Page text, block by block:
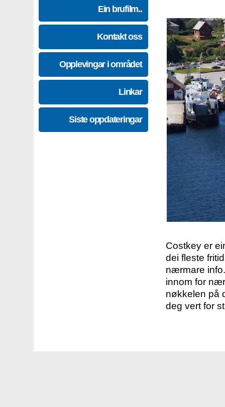
Ein brufilm..
Kontakt oss
Opplevingar i området
Linkar
Siste oppdateringar
Costkey er
dei fleste
nærmare
innom for
nøkkelen på
deg vert for